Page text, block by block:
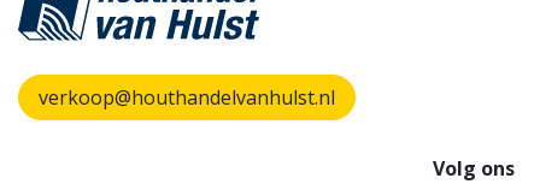
verkoop@houthandelvanhulst.nl
Volg ons